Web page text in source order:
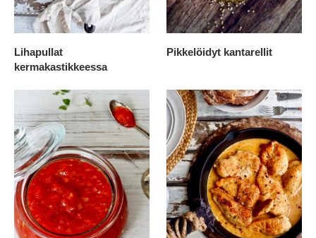
Lihapullat
kermakastikkeessa
Pikkelöidyt kantarellit